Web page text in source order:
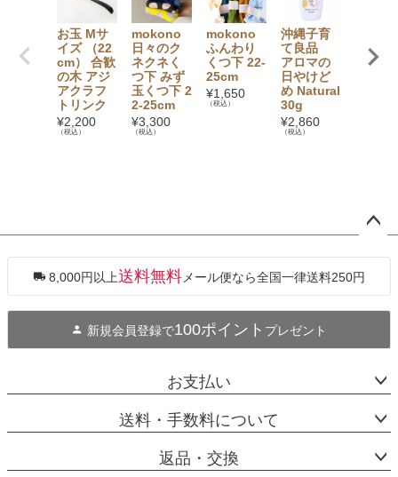
お玉 Mサ
イズ （22
cm） 合歓
の木 アジ
アクラフ
トリンク
¥2,200
（税込）
mokono
日々のク
ネクネく
つ下 みず
玉くつ下 2
2-25cm
¥3,300
（税込）
mokono
ふんわり
くつ下 22-
25cm
¥1,650
（税込）
沖縄子育
て良品
アロマの
日やけど
め Natural
30g
¥2,860
（税込）
ぺ
E 久留
ジト
へ
8,000円以上送料無料 メール便なら全国一律送料250円
新規会員登録で100ポイント プレゼント
お支払い
送料・手数料について
返品・交換